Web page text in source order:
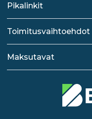
Pikalinkit
Toimitusvaihtoehdot
Maksutavat